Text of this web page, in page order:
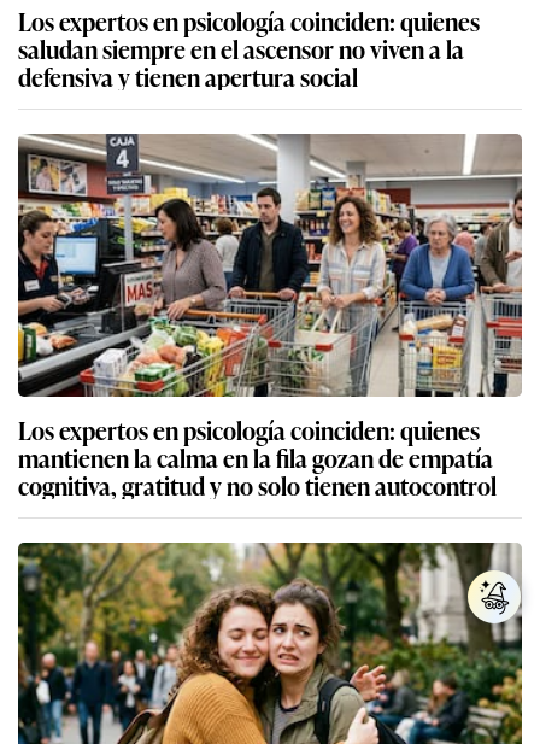
Los expertos en psicología coinciden: quienes
saludan siempre en el ascensor no viven a la
defensiva y tienen apertura social
Los expertos en psicología coinciden: quienes
mantienen la calma en la fila gozan de empatía
cognitiva, gratitud y no solo tienen autocontrol